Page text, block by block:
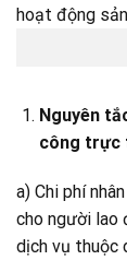
Nguyên
công trực
a) Chi phí
cho người lao
dịch vụ thuộc